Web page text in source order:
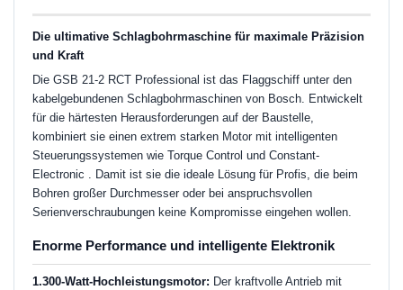
Die ultimative Schlagbohrmaschine für maximale Präzision
und Kraft
Die GSB 21-2 RCT Professional ist das Flaggschiff unter den
kabelgebundenen Schlagbohrmaschinen von Bosch. Entwickelt
für die härtesten Herausforderungen auf der Baustelle,
kombiniert sie einen extrem starken Motor mit intelligenten
Steuerungssystemen wie Torque Control und Constant-
Electronic . Damit ist sie die ideale Lösung für Profis, die beim
Bohren großer Durchmesser oder bei anspruchsvollen
Serienverschraubungen keine Kompromisse eingehen wollen.
Enorme Performance und intelligente Elektronik
1.300-Watt-Hochleistungsmotor: Der kraftvolle Antrieb mit